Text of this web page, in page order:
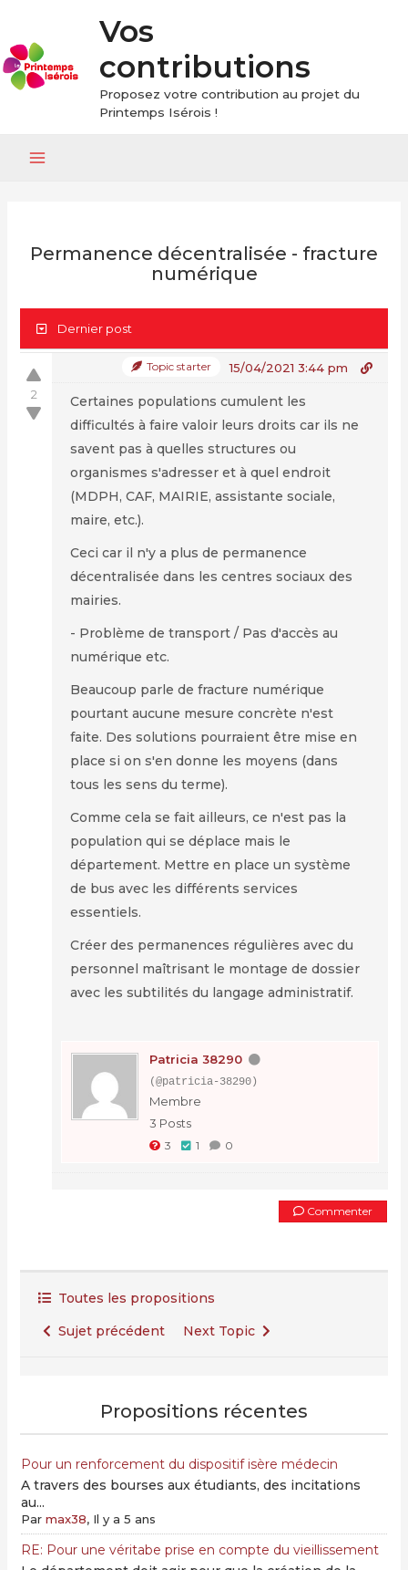
Vos
contributions
Proposez votre contribution au projet du
Printemps Isérois !
Permanence décentralisée - fracture
numérique
Dernier post
2
15/04/2021 3:44 pm
Topic starter
Certaines populations cumulent les
difficultés à faire valoir leurs droits car ils ne
savent pas à quelles structures ou
organismes s'adresser et à quel endroit
(MDPH, CAF, MAIRIE, assistante sociale,
maire, etc.).
Ceci car il n'y a plus de permanence
décentralisée dans les centres sociaux des
mairies.
- Problème de transport / Pas d'accès au
numérique etc.
Beaucoup parle de fracture numérique
pourtant aucune mesure concrète n'est
faite. Des solutions pourraient être mise en
place si on s'en donne les moyens (dans
tous les sens du terme).
Comme cela se fait ailleurs, ce n'est pas la
population qui se déplace mais le
département. Mettre en place un système
de bus avec les différents services
essentiels.
Créer des permanences régulières avec du
personnel maîtrisant le montage de dossier
avec les subtilités du langage administratif.
Patricia 38290
(@patricia-38290)
Membre
3 Posts
3 1 0
Commenter
Toutes les propositions
Sujet précédent
Next Topic
Propositions récentes
Pour un renforcement du dispositif isère médecin
A travers des bourses aux étudiants, des incitations
au...
Parmax38, Il y a 5 ans
RE: Pour une véritabe prise en compte du vieillissement